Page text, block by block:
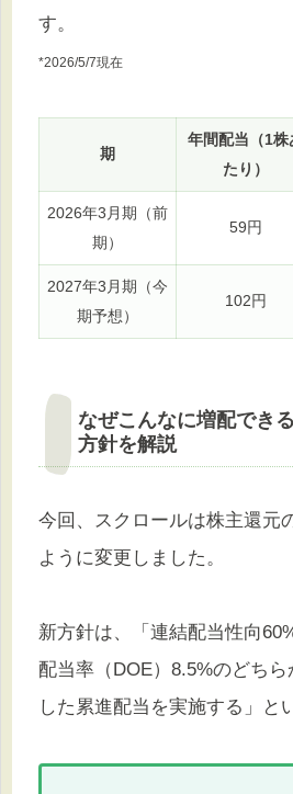
す。
*2026/5/7現在
期
年間配当（1株
たり）
2026年3月期（前
期）
59円
2027年3月期（今
期予想）
102円
なぜこんなに増配でき
方針を解説
今回、スクロールは株主還元
ように変更しました。
新方針は、「連結配当性向
配当率（DOE）8.5%のどち
した累進配当を実施する」と